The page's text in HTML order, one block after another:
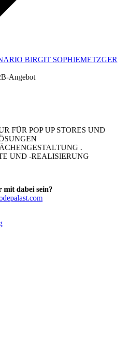
BIRGIT SOPHIEMETZGER
Angebot
FÜR POP UP STORES UND
.
UND -REALISIERUNG
mit dabei sein?